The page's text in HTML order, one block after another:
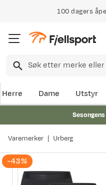
100 dagers
Herre Dame Utstyr
Varemerker Urberg
-43%